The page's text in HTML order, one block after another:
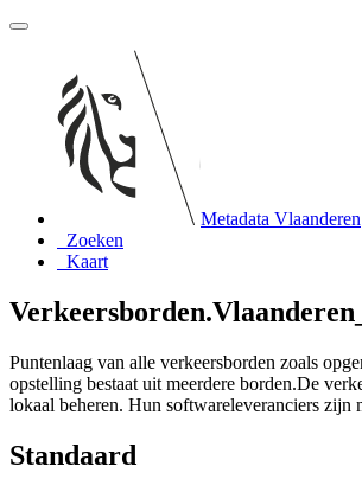
Metadata Vlaanderen
Zoeken
Kaart
Puntenlaag van alle verkeersborden zoals
opstelling bestaat uit meerdere borden.De
lokaal beheren. Hun softwareleveranciers zijn
Standaard